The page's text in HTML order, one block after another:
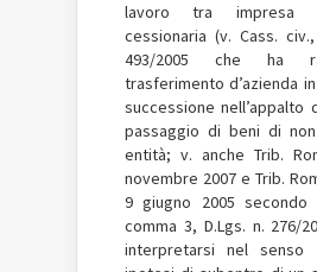
lavoro tra impresa
cessionaria (v. Cass.
493/2005 che ha
trasferimento d’azienda
successione nell’appalto
passaggio di beni di
entità; v. anche Trib.
novembre 2007 e Trib.
9 giugno 2005 secondo
comma 3, D.Lgs. n. 276/
interpretarsi nel senso